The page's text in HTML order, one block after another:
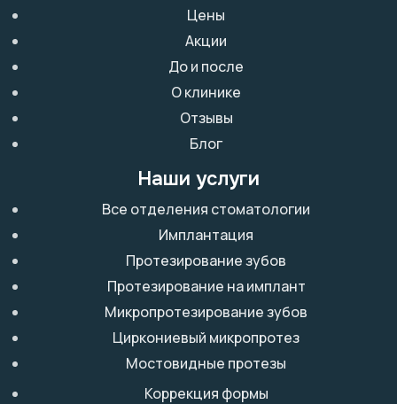
Цены
Акции
До и после
О клинике
Отзывы
Блог
Наши услуги
Все отделения стоматологии
Имплантация
Протезирование зубов
Протезирование на имплант
Микропротезирование зубов
Циркониевый микропротез
Мостовидные протезы
Коррекция формы